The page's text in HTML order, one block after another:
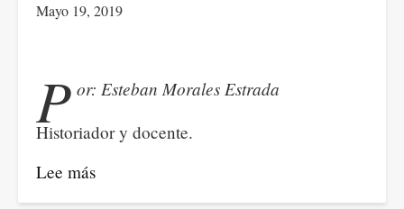
oprimidos
Mayo 19, 2019
P or: Esteban Morales Estrada
Historiador y docente.
Lee más
Pensamiento